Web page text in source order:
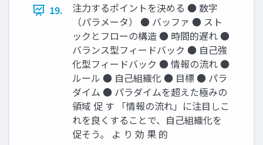
19.
注力するポイントを決める ● 数字
（パラメータ） ● バッファ ● スト
ックとフローの構造 ● 時間的遅れ ●
バランス型フィードバック ● 自己強
化型フィードバック ● 情報の流れ ●
ルール ● 自己組織化 ● 目標 ● パラ
ダイム ● パラダイムを超えた極みの
領域 促 す 「情報の流れ」に注目しこ
れを良くすることで、自己組織化を
促そう。 よ り 効 果 的